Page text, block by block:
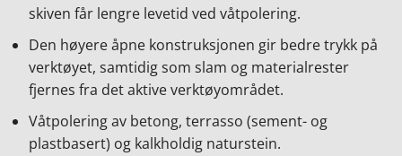
skiven får lengre levetid ved våtpolering.
Den høyere åpne konstruksjonen gir bedre trykk på
verktøyet, samtidig som slam og materialrester
fjernes fra det aktive verktøyområdet.
Våtpolering av betong, terrasso (sement- og
plastbasert) og kalkholdig naturstein.